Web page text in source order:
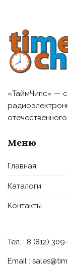
«ТаймЧипс» —
Меню
Главная
Каталоги
Контакты
Тел. : 8 (812)
Email :